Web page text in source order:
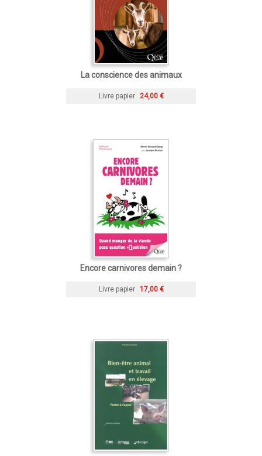
La conscience des animaux
Livre papier 24,00 €
Encore carnivores demain ?
Livre papier 17,00 €